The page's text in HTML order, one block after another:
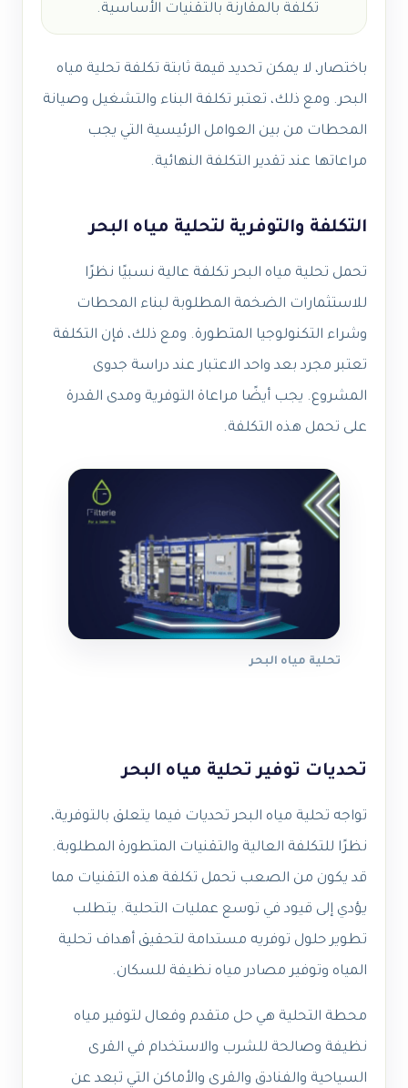
تكلفة بالمقارنة بالتقنيات الأساسية.
باختصار، لا يمكن تحديد قيمة ثابتة تكلفة تحلية مياه
البحر. ومع ذلك، تعتبر تكلفة البناء والتشغيل وصيانة
المحطات من بين العوامل الرئيسية التي يجب
مراعاتها عند تقدير التكلفة النهائية.
التكلفة والتوفرية لتحلية مياه البحر
تحمل تحلية مياه البحر تكلفة عالية نسبيًا نظرًا
للاستثمارات الضخمة المطلوبة لبناء المحطات
وشراء التكنولوجيا المتطورة. ومع ذلك، فإن التكلفة
تعتبر مجرد بعد واحد الاعتبار عند دراسة جدوى
المشروع. يجب أيضًا مراعاة التوفرية ومدى القدرة
على تحمل هذه التكلفة.
تحلية مياه البحر
تحديات توفير تحلية مياه البحر
تواجه تحلية مياه البحر تحديات فيما يتعلق بالتوفرية،
نظرًا للتكلفة العالية والتقنيات المتطورة المطلوبة.
قد يكون من الصعب تحمل تكلفة هذه التقنيات مما
يؤدي إلى قيود في توسع عمليات التحلية. يتطلب
تطوير حلول توفريه مستدامة لتحقيق أهداف تحلية
المياه وتوفير مصادر مياه نظيفة للسكان.
محطة التحلية هي حل متقدم وفعال لتوفير مياه
نظيفة وصالحة للشرب والاستخدام في القرى
السياحية والفنادق والقرى والأماكن التي تبعد عن